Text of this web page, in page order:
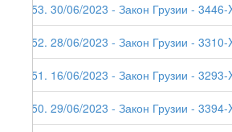
253. 30/06/2023 - Закон Грузии -
252. 28/06/2023 - Закон Грузии -
251. 16/06/2023 - Закон Грузии -
250. 29/06/2023 - Закон Грузии -